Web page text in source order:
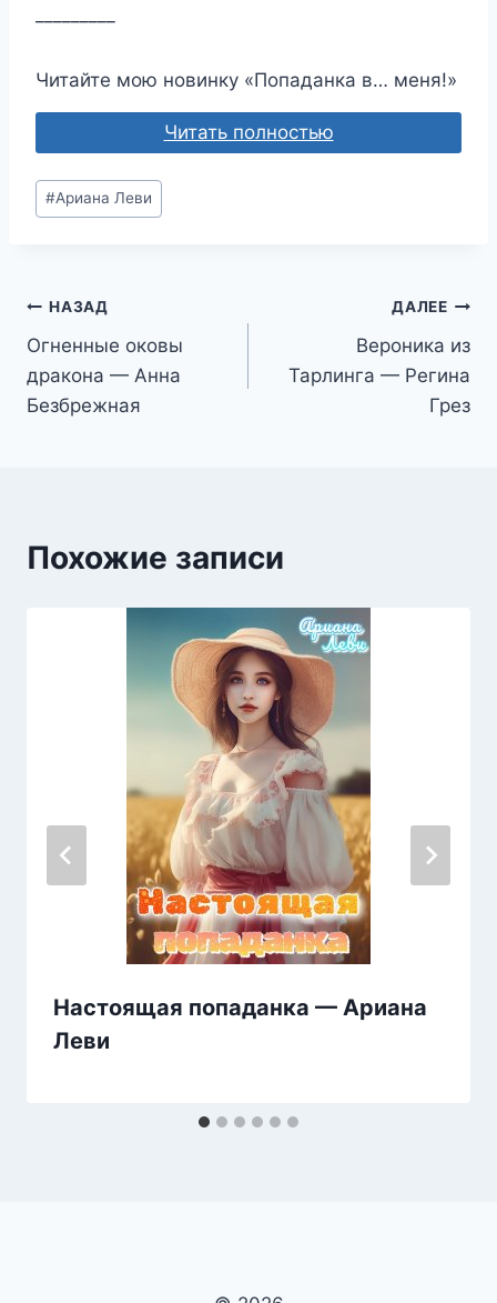
Читайте мою новинку «Попаданка в… меня!»
Читать полностью
Метки
записи:
#Ариана Леви
Навигация
по
записям
НАЗАД
Огненные оковы
дракона — Анна
Безбрежная
ДАЛЕЕ
Вероника из
Тарлинга — Регина
Грез
Похожие записи
Настоящая попаданка — Ариана
Леви